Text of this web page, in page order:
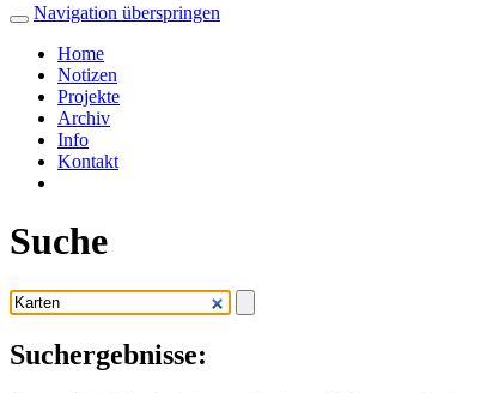
Navigation überspringen
Home
Notizen
Projekte
Archiv
Info
Kontakt
Suche
Suchergebnisse: